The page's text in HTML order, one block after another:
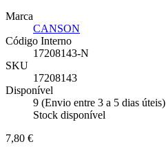
Marca
CANSON
Código Interno
17208143-N
SKU
17208143
Disponível
9 (Envio entre 3 a 5 dias úteis)
Stock disponível
7,80 €